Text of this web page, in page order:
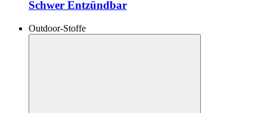
Schwer Entzündbar
Outdoor-Stoffe